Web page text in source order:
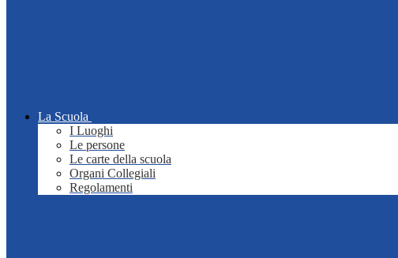
La Scuola
I Luoghi
Le persone
Le carte della scuola
Organi Collegiali
Regolamenti